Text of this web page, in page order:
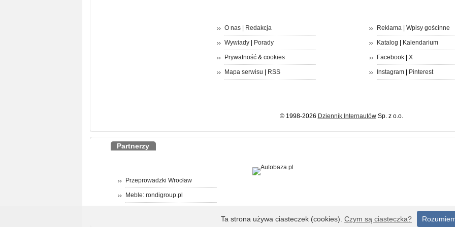
O nas| Redakcja
Wywiady| Porady
Prywatność& cookies
Mapa serwisu RSS
Reklama| Wpisy gościnne
Katalog Kalendarium
Facebook| X
Instagram| Pinterest
© 1998-2026 Dziennik InternautówSp. z o.o.
Partnerzy
Przeprowadzki Wrocław
Meble: rondigroup.pl
Ta strona używa ciasteczek (cookies). Czym są ciasteczka?